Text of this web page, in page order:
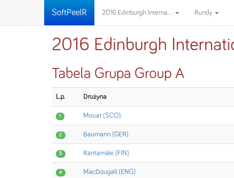
SoftPeelR 2016 Edinburgh Interna... Rundy
2016 Edinburgh
Tabela Grupa Group A
L.p. Drużyna
1 Mouat (SCO)
2 Baumann (GER)
3 Rantamäki (FIN)
4 MacDougall (ENG)